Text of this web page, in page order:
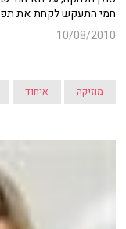
חמי התעקש לקחת את
10/08/2010
מוזיקה איחוד